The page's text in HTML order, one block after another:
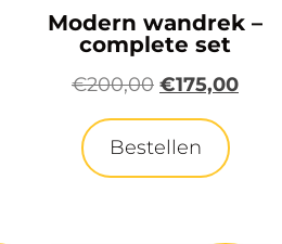
Modern wandrek –
complete set
€200,00 €175,00
Bestellen